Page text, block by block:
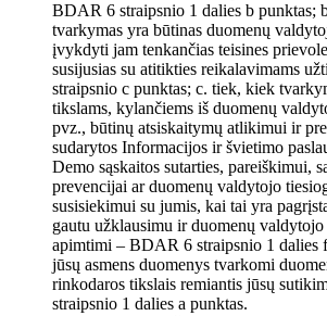
BDAR 6 straipsnio 1 dalies b punktas;
tvarkymas yra būtinas duomenų
įvykdyti jam tenkančias teisines
susijusias su atitikties reikalavimams
straipsnio c punktas; c. tiek, kiek
tikslams, kylančiems iš duomenų
pvz., būtinų atsiskaitymų atlikimui ir
sudarytos Informacijos ir švietimo
Demo sąskaitos sutarties, pareiškimui,
prevencijai ar duomenų valdytojo
susisiekimui su jumis, kai tai yra
gautu užklausimu ir duomenų
apimtimi – BDAR 6 straipsnio 1 dalies
jūsų asmens duomenys tvarkomi
rinkodaros tikslais remiantis jūsų
straipsnio 1 dalies a punktas.